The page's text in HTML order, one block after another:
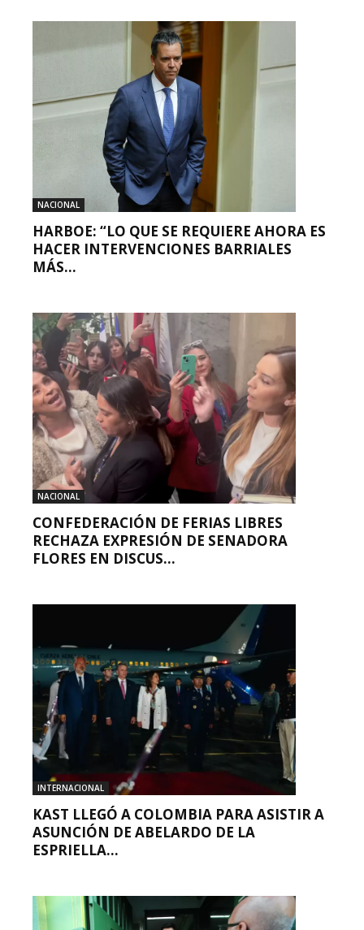
NACIONAL
HARBOE: “LO QUE SE REQUIERE AHORA ES
HACER INTERVENCIONES BARRIALES
MÁS...
NACIONAL
CONFEDERACIÓN DE FERIAS LIBRES
RECHAZA EXPRESIÓN DE SENADORA
FLORES EN DISCUS...
INTERNACIONAL
KAST LLEGÓ A COLOMBIA PARA ASISTIR A
ASUNCIÓN DE ABELARDO DE LA
ESPRIELLA...